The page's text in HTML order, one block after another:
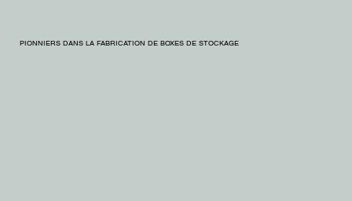
PIONNIERS DANS LA FABRICATION DE BOXES DE STOCKAGE